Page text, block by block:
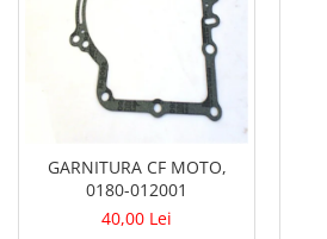
GARNITURA CF MOTO,
0180-012001
40,00 Lei